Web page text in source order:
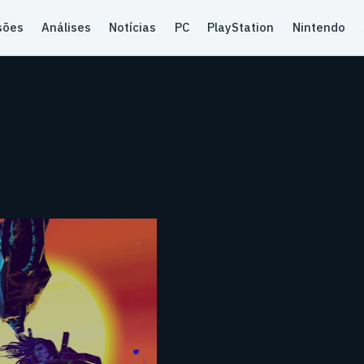
Análises Notícias PC PlayStation Nintendo